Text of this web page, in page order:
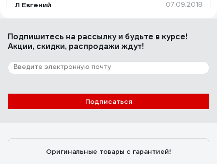
Л Евгений 07.09.2018
Качество!
90 отзывов
Отзыв о HARDY 0111-994825
сохраняет запястья от растяжения на больших
Подпишитесь на рассылкуи будьте в курсе!
Акции, скидки, распродажи ждут!
Подписаться
Оригинальные товары с гарантией!